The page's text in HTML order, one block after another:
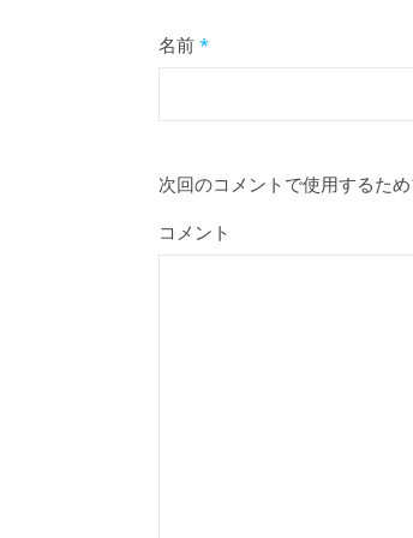
名前 *
次回のコメントで使用するた
コメント